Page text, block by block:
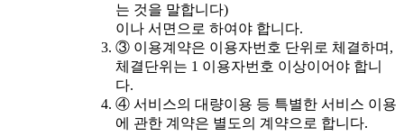
는 것을 말합니다)
이나 서면으로 하여야 합니다.
③ 이용계약은 이용자번호 단위로 체결하며,
체결단위는 1 이용자번호 이상이어야 합니
다.
④ 서비스의 대량이용 등 특별한 서비스 이용
에 관한 계약은 별도의 계약으로 합니다.